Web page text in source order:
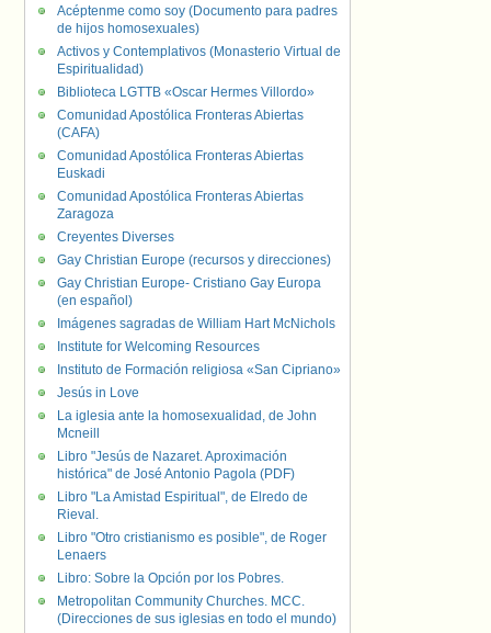
Acéptenme como soy (Documento para padres
de hijos homosexuales)
Activos y Contemplativos (Monasterio Virtual de
Espiritualidad)
Biblioteca LGTTB «Oscar Hermes Villordo»
Comunidad Apostólica Fronteras Abiertas
(CAFA)
Comunidad Apostólica Fronteras Abiertas
Euskadi
Comunidad Apostólica Fronteras Abiertas
Zaragoza
Creyentes Diverses
Gay Christian Europe (recursos y direcciones)
Gay Christian Europe- Cristiano Gay Europa
(en español)
Imágenes sagradas de William Hart McNichols
Institute for Welcoming Resources
Instituto de Formación religiosa «San Cipriano»
Jesús in Love
La iglesia ante la homosexualidad, de John
Mcneill
Libro "Jesús de Nazaret. Aproximación
histórica" de José Antonio Pagola (PDF)
Libro "La Amistad Espiritual", de Elredo de
Rieval.
Libro "Otro cristianismo es posible", de Roger
Lenaers
Libro: Sobre la Opción por los Pobres.
Metropolitan Community Churches. MCC.
(Direcciones de sus iglesias en todo el mundo)